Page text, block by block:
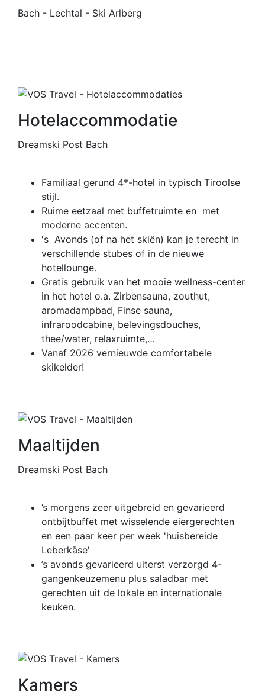
Bach - Lechtal - Ski Arlberg
Hotelaccommodatie
Dreamski Post Bach
Familiaal gerund 4*-hotel in typisch Tiroolse
stijl.
Ruime eetzaal met buffetruimte en met
moderne accenten.
's Avonds (of na het skiën) kan je terecht in
verschillende stubes of in de nieuwe
hotellounge.
Gratis gebruik van het mooie wellness-center
in het hotel o.a. Zirbensauna, zouthut,
aromadampbad, Finse sauna,
infraroodcabine, belevingsdouches,
thee/water, relaxruimte,…
Vanaf 2026 vernieuwde comfortabele
skikelder!
Maaltijden
Dreamski Post Bach
’s morgens zeer uitgebreid en gevarieerd
ontbijtbuffet met wisselende eiergerechten
en een paar keer per week 'huisbereide
Leberkäse'
’s avonds gevarieerd uiterst verzorgd 4-
gangenkeuzemenu plus saladbar met
gerechten uit de lokale en internationale
keuken.
Kamers